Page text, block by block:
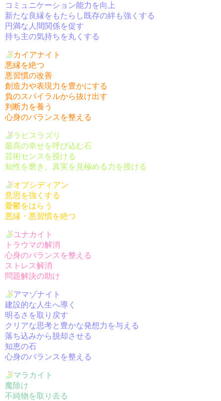
コミュニケーション能力を向上
新たな良縁をもたらし既存の絆も強くする
円満な人間関係を促す
持ち主の気持ちを丸くする
カイアナイト
悪縁を絶つ
悪習慣の改善
創造力や表現力を豊かにする
負のスパイラルから抜け出す
判断力を養う
心身のバランスを整える
ラピスラズリ
最高の幸せを呼び込む石
芸術センスを授ける
知性を磨き、真実を見極める力を授ける
オブシディアン
意思を強くする
憂鬱をはらう
悪縁・悪習慣を絶つ
ユナカイト
トラウマの解消
心身のバランスを整える
ストレス解消
問題解決の助け
アマゾナイト
建設的な人生へ導く
明るさを取り戻す
クリアな思考と豊かな発想力を与える
落ち込みから脱却させる
知恵の石
心身のバランスを整える
マラカイト
魔除け
不純物を取り去る